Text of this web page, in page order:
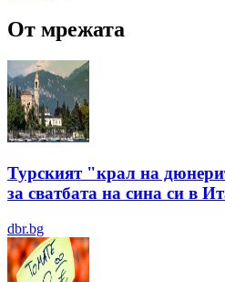
От мрежата
Турският "крал на
за сватбата на сина си в
dbr.bg